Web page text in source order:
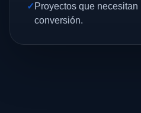
Proyectos que
conversión.